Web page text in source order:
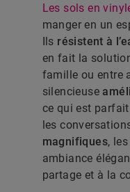
Les sols en
manger en un
Ils résistent à
en fait la
famille ou entre
silencieuse
ce qui est
les
magnifiques,
ambiance
partage et à la